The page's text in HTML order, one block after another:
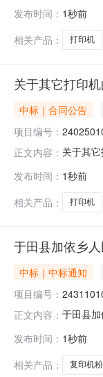
生/
发布时间： 1秒前
相关产品：
打印机
关于其它打印
中标｜合同公告
项目编号：
正文内容： 关于其
速热敏
发布时间： 1秒前
相关产品：
打印机
于田县加依乡
中标｜中标通知
项目编号：
正文内容： 于田县
项目所
发布时间： 1秒前
相关产品：
复印机